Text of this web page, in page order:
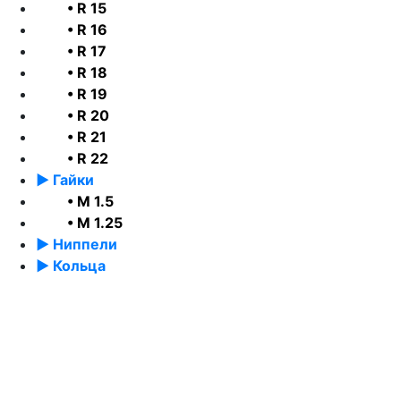
• R 15
• R 16
• R 17
• R 18
• R 19
• R 20
• R 21
• R 22
► Гайки
• М 1.5
• М 1.25
► Ниппели
► Кольца